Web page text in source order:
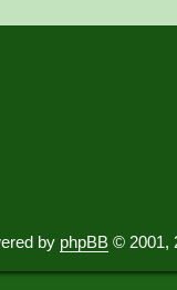
by phpBB © 2001,